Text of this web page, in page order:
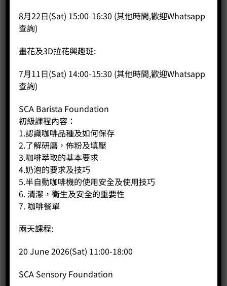
Price: HK$
8月22日(Sat) 15:00-16:30 (其他時間,歡迎Whatsapp
查詢)
畫花及3D拉花興趣班:
7月11日(Sat) 14:00-15:30 (其他時間,歡迎Whatsapp
查詢)
SCA Barista Foundation
初級課程內容：
1.認識咖啡品種及如何保存
2.了解研磨，佈粉及填壓
3.咖啡萃取的基本要求
4.奶泡的要求及技巧
5.半自動咖啡機的使用安全及使用技巧
6. 清潔，衛生及安全的重要性
7. 咖啡餐單
兩天課程:
20 June 2026(Sat) 11:00-18:00
SCA Sensory Foundation